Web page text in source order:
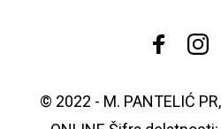
© 2022 - M. PANTELIĆ